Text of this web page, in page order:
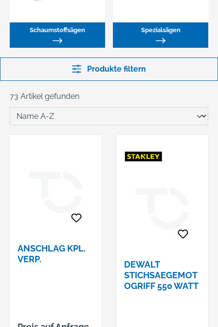
Schaumstoffsägen Spezialsägen
Produkte filtern
73 Artikel gefunden
ANSCHLAG KPL.
VERP.
DEWALT
STICHSAEGEMOT
OGRIFF 550 WATT